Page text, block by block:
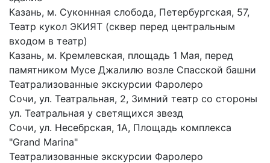
Казань, м. Суконнная слобода, Петербургская, 57,
Театр кукол ЭКИЯТ (сквер перед центральным
входом в театр)
Казань, м. Кремлевская, площадь 1 Мая, перед
памятником Мусе Джалилю возле Спасской башни
Театрализованные экскурсии Фаролеро
Сочи, ул. Театральная, 2, Зимний театр со стороны
ул. Театральная у светящихся звезд
Сочи, ул. Несебрская, 1А, Площадь комплекса
"Grand Marina"
Театрализованные экскурсии Фаролеро